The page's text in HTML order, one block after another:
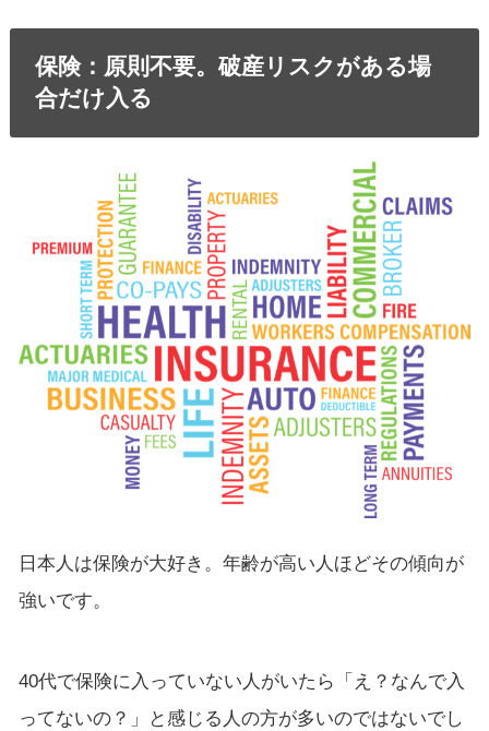
保険：原則不要。破産リスクがある場
合だけ入る
日本人は保険が大好き。年齢が高い人ほどその傾向が
強いです。
40代で保険に入っていない人がいたら「え？なんで入
ってないの？」と感じる人の方が多いのではないでし